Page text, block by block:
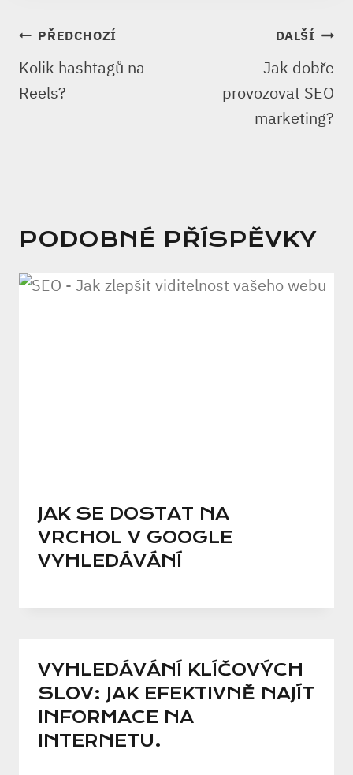
NAVIGACE
PRO
PŘÍSPĚVEK
PŘEDCHOZÍ
Kolik hashtagů na
Reels?
DALŠÍ
Jak dobře
provozovat SEO
marketing?
PODOBNÉ PŘÍSPĚVKY
JAK SE DOSTAT NA
VRCHOL V GOOGLE
VYHLEDÁVÁNÍ
VYHLEDÁVÁNÍ KLÍČOVÝCH
SLOV: JAK EFEKTIVNĚ NAJÍT
INFORMACE NA
INTERNETU.